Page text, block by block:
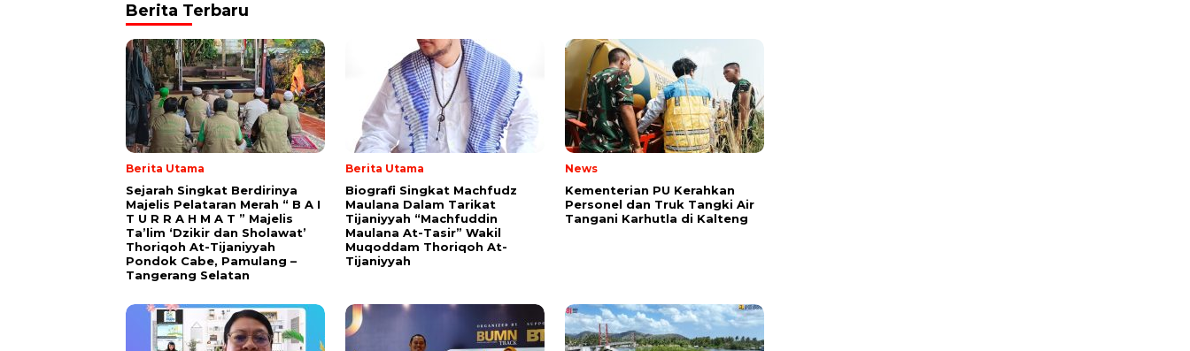
Berita Terbaru
Berita Utama
Sejarah Singkat Berdirinya
Majelis Pelataran Merah “ B A I
T U R R A H M A T ” Majelis
Ta’lim ‘Dzikir dan Sholawat’
Thoriqoh At-Tijaniyyah
Pondok Cabe, Pamulang –
Tangerang Selatan
Berita Utama
Biografi Singkat Machfudz
Maulana Dalam Tarikat
Tijaniyyah “Machfuddin
Maulana At-Tasir” Wakil
Muqoddam Thoriqoh At-
Tijaniyyah
News
Kementerian PU Kerahkan
Personel dan Truk Tangki Air
Tangani Karhutla di Kalteng